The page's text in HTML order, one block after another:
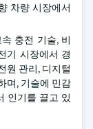
차량 시장에서
충전 기술, 비
기 시장에서 경
원 관리, 디지털
며, 기술에 민감
인기를 끌고 있